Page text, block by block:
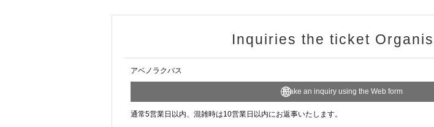
※あくまで目安となります、状況によりご案内時間が前後する可能性がございます。
・店内混雑緩和の為、【20分間】ごとの入れ替え制とさせていただきます。
・入場制限中は該当エリアを1度出られますと戻ることができません。
お買い忘れなどがないように今一度ご確認ください。
Inquiries the ticket
アベノラクバス
Make an inquiry using the Web form
通常5営業日以内、混雑時は10営業日以内にお返事いたします。